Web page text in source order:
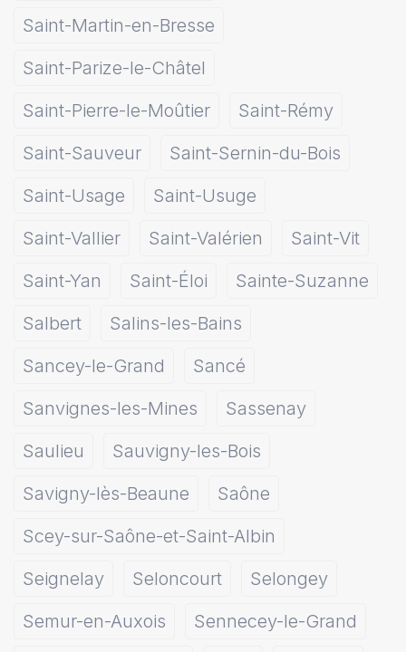
Saint-Martin-en-Bresse
Saint-Parize-le-Châtel
Saint-Pierre-le-Moûtier
Saint-Rémy
Saint-Sauveur
Saint-Sernin-du-Bois
Saint-Usage
Saint-Usuge
Saint-Vallier
Saint-Valérien
Saint-Vit
Saint-Yan
Saint-Éloi
Sainte-Suzanne
Salbert
Salins-les-Bains
Sancey-le-Grand
Sancé
Sanvignes-les-Mines
Sassenay
Saulieu
Sauvigny-les-Bois
Savigny-lès-Beaune
Saône
Scey-sur-Saône-et-Saint-Albin
Seignelay
Seloncourt
Selongey
Semur-en-Auxois
Sennecey-le-Grand